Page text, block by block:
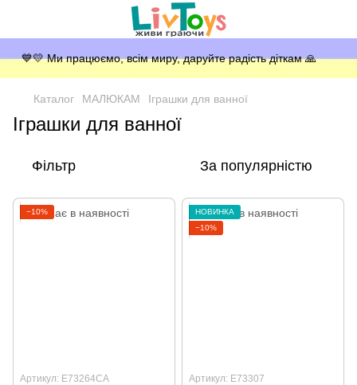
💙💛 Ми працюємо, всім миру, даруйте радість діткам 🙏
Каталог МАЛЮКАМ Іграшки для ванної
Іграшки для ванної
Фільтр За популярністю
−10%
Артикул: E73264CA
НОВИНКА
−10%
Артикул: E73307